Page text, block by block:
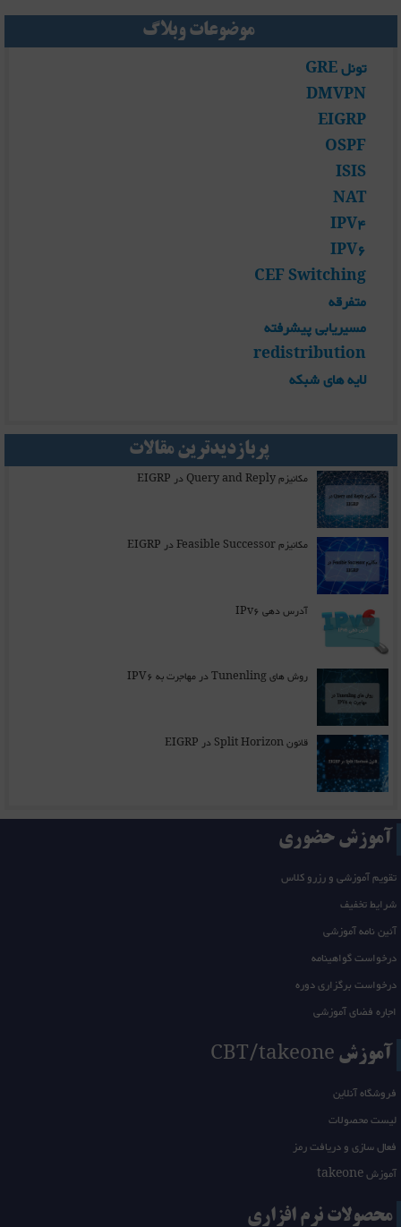
موضوعات وبلاگ
تونل GRE
DMVPN
EIGRP
OSPF
ISIS
NAT
IPV4
IPV6
CEF Switching
متفرقه
مسیریابی پیشرفته
redistribution
لایه های شبکه
پربازدیدترین مقالات
مکانیزم Query and Reply در EIGRP
مکانیزم Feasible Successor در EIGRP
آدرس دهی IPv6
روش های Tunenling در مهاجرت به IPV6
قانون Split Horizon در EIGRP
آموزش حضوری
تقویم آموزشی و رزرو کلاس
شرایط تخفیف
آئین نامه آموزشی
درخواست گواهینامه
درخواست برگزاری دوره
اجاره فضای آموزشی
آموزش CBT/takeone
فروشگاه آنلاین
لیست محصولات
فعال سازی و دریافت رمز
آموزش takeone
محصولات نرم افزاری